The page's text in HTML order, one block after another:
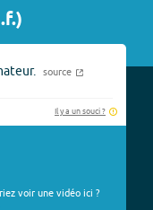
)
source
Il y a un souci ?
voir une vidéo ici ?